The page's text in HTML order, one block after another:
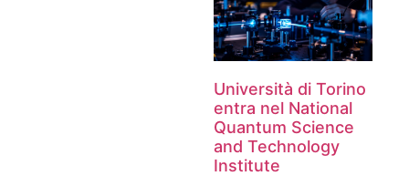
Università di Torino
entra nel National
Quantum Science
and Technology
Institute